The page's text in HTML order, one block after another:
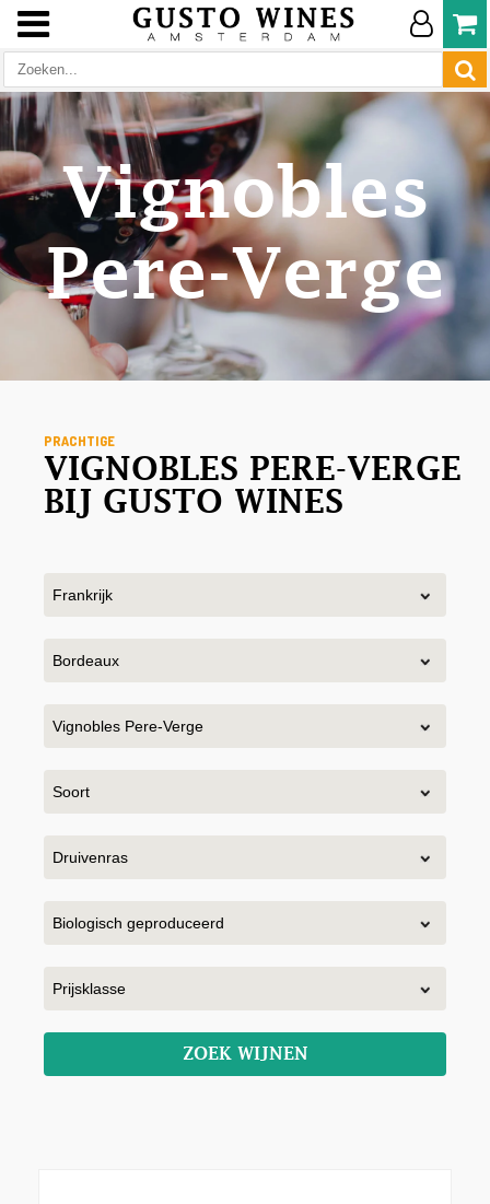
Vignobles
Pere-Verge
PRACHTIGE
VIGNOBLES PERE-VERGE
BIJ GUSTO WINES
ZOEK WIJNEN